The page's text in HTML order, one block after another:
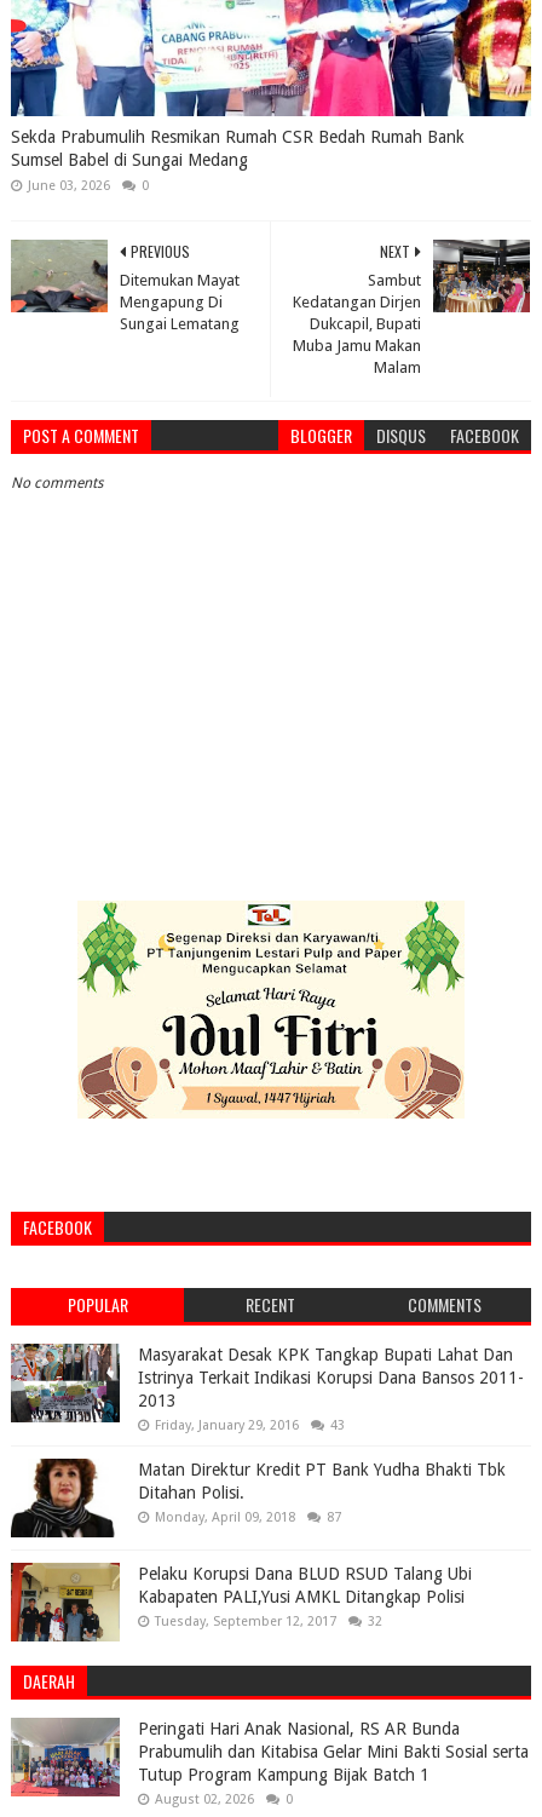
Sekda Prabumulih Resmikan Rumah CSR Bedah Rumah Bank
Sumsel Babel di Sungai Medang
June 03, 2026 0
NEXT
Sambut
Kedatangan Dirjen
Dukcapil, Bupati
Muba Jamu Makan
Malam
PREVIOUS
Ditemukan Mayat
Mengapung Di
Sungai Lematang
POST A COMMENT BLOGGER DISQUS FACEBOOK
No comments
FACEBOOK
POPULAR RECENT COMMENTS
Masyarakat Desak KPK Tangkap Bupati Lahat Dan
Istrinya Terkait Indikasi Korupsi Dana Bansos 2011-
2013
Friday, January 29, 2016 43
Matan Direktur Kredit PT Bank Yudha Bhakti Tbk
Ditahan Polisi.
Monday, April 09, 2018 87
Pelaku Korupsi Dana BLUD RSUD Talang Ubi
Kabapaten PALI,Yusi AMKL Ditangkap Polisi
Tuesday, September 12, 2017 32
DAERAH
Peringati Hari Anak Nasional, RS AR Bunda
Prabumulih dan Kitabisa Gelar Mini Bakti Sosial serta
Tutup Program Kampung Bijak Batch 1
August 02, 2026 0